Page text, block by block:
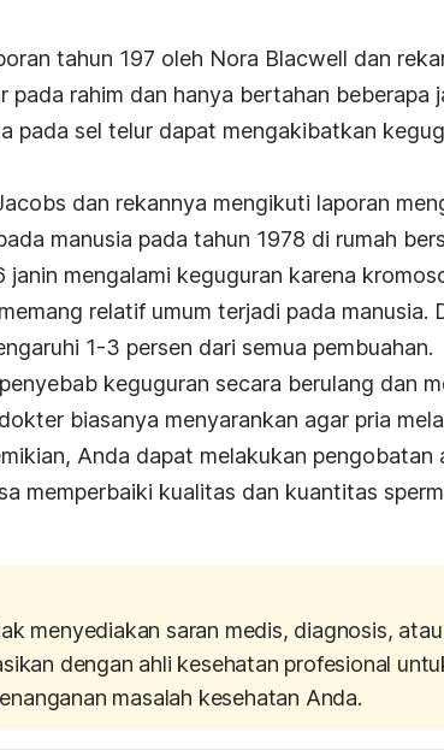
tahun 197 oleh Nora Blacwell dan
pada rahim dan hanya bertahan beberapa
pada sel telur dapat mengakibatkan
dan rekannya mengikuti laporan
manusia pada tahun 1978 di rumah
janin mengalami keguguran karena
relatif umum terjadi pada manusia.
1-3 persen dari semua pembuahan.
keguguran secara berulang dan
biasanya menyarankan agar pria
Anda dapat melakukan pengobatan
memperbaiki kualitas dan kuantitas
menyediakan saran medis, diagnosis,
dengan ahli kesehatan profesional
masalah kesehatan Anda.